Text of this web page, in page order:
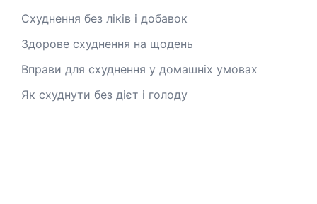
Схуднення без ліків і добавок
Здорове схуднення на щодень
Вправи для схуднення у домашніх умовах
Як схуднути без дієт і голоду